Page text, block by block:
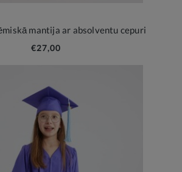
mantija ar absolventu cepuri
€27,00